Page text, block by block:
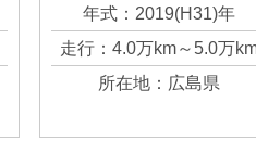
年式：2019(H31)年
走行：4.0万km～5.0万
所在地：広島県